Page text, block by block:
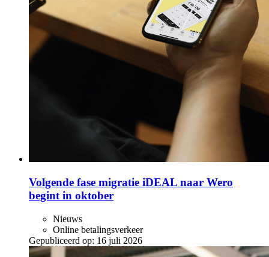
Volgende fase migratie iDEAL naar Wero
begint in oktober
Nieuws
Online betalingsverkeer
Gepubliceerd op: 16 juli 2026